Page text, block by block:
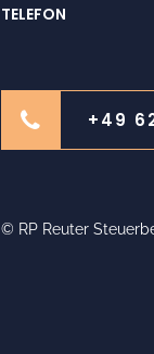
TELEFON
+49
© RP Reuter